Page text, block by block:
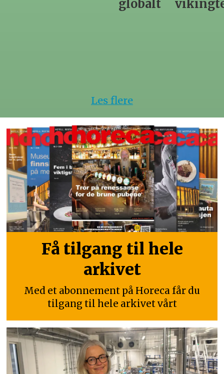
vikingtematikk
Les flere
Få tilgang til hele
arkivet
Med et abonnement på Horeca får du
tilgang til hele arkivet vårt